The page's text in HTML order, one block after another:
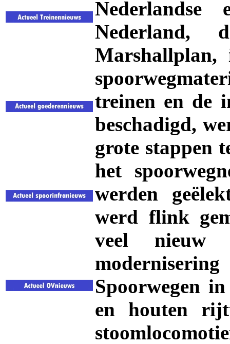
Nederlandse
Nederland,
Marshallplan,
treinen en de
beschadigd,
grote stappen
het
werden
werd flink
veel nieuw
Spoorwegen
en houten